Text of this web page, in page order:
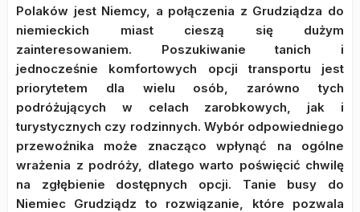
Polaków jest Niemcy, a połączenia z Grudziądza do
niemieckich miast cieszą się dużym
zainteresowaniem. Poszukiwanie tanich i
jednocześnie komfortowych opcji transportu jest
priorytetem dla wielu osób, zarówno tych
podróżujących w celach zarobkowych, jak i
turystycznych czy rodzinnych. Wybór odpowiedniego
przewoźnika może znacząco wpłynąć na ogólne
wrażenia z podróży, dlatego warto poświęcić chwilę
na zgłębienie dostępnych opcji. Tanie busy do
Niemiec Grudziądz to rozwiązanie, które pozwala